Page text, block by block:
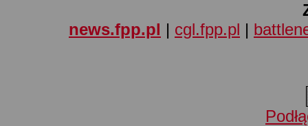
news.fpp.pl | cgl.fpp.pl |